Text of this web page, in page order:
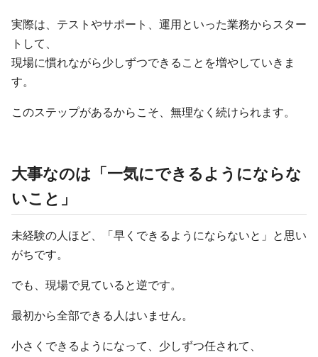
実際は、テストやサポート、運用といった業務からスター
トして、
現場に慣れながら少しずつできることを増やしていきま
す。
このステップがあるからこそ、無理なく続けられます。
大事なのは「一気にできるようにならな
いこと」
未経験の人ほど、「早くできるようにならないと」と思い
がちです。
でも、現場で見ていると逆です。
最初から全部できる人はいません。
小さくできるようになって、少しずつ任されて、